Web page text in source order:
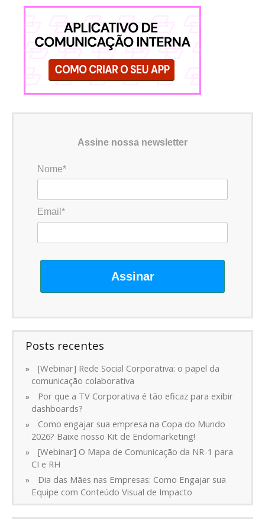
Assine nossa newsletter
Nome*
Email*
Assinar
Posts recentes
[Webinar] Rede Social Corporativa: o papel da
comunicação colaborativa
Por que a TV Corporativa é tão eficaz para exibir
dashboards?
Como engajar sua empresa na Copa do Mundo
2026? Baixe nosso Kit de Endomarketing!
[Webinar] O Mapa de Comunicação da NR-1 para
CI e RH
Dia das Mães nas Empresas: Como Engajar sua
Equipe com Conteúdo Visual de Impacto